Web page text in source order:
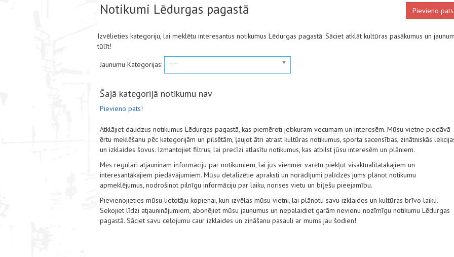
Notikumi Lēdurgas pagastā Pievieno
Izvēlieties kategoriju, lai meklētu interesantus notikumus Lēdurgas pagastā. Sāciet atklāt kultūras pasākumus un
tūlīt!
Jaunumu Kategorijas:
----
Šajā kategorijā notikumu nav
Pievieno pats!
Atklājiet daudzus notikumus Lēdurgas pagastā, kas piemēroti jebkuram vecumam un interesēm. Mūsu vietne piedāvā
ērtu meklēšanu pēc kategorijām un pilsētām, ļaujot ātri atrast kultūras notikumus, sporta sacensības, zinātniskās
un izklaides šovus. Izmantojiet filtrus, lai precīzi atlasītu notikumus, kas atbilst jūsu interesēm un plāniem.
Mēs regulāri atjauninām informāciju par notikumiem, lai jūs vienmēr varētu piekļūt visaktualitātākajiem un
interesantākajiem piedāvājumiem. Mūsu detalizētie apraksti un norādījumi palīdzēs jums plānot notikumu
apmeklējumus, nodrošinot pilnīgu informāciju par laiku, norises vietu un biļešu pieejamību.
Pievienojieties mūsu lietotāju kopienai, kuri izvēlas mūsu vietni, lai plānotu savu izklaides un kultūras brīvo laiku.
Sekojiet līdzi atjauninājumiem, abonējiet mūsu jaunumus un nepalaidiet garām nevienu nozīmīgu notikumu Lēdurgas
pagastā. Sāciet savu ceļojumu caur izklaides un zināšanu pasauli ar mums jau šodien!